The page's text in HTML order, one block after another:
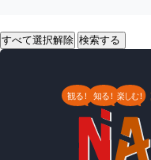
すべて選択解除 検索する